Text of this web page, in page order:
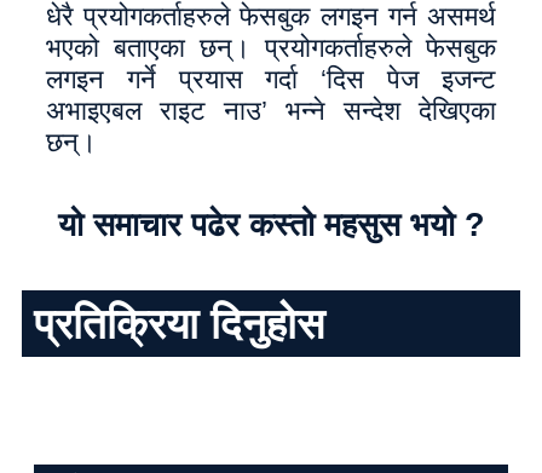
धेरै प्रयोगकर्ताहरुले फेसबुक लगइन गर्न असमर्थ
भएको बताएका छन्। प्रयोगकर्ताहरुले फेसबुक
लगइन गर्ने प्रयास गर्दा ‘दिस पेज इजन्ट
अभाइएबल राइट नाउ’ भन्ने सन्देश देखिएका
छन्।
यो समाचार पढेर कस्तो महसुस भयो ?
प्रतिक्रिया दिनुहोस